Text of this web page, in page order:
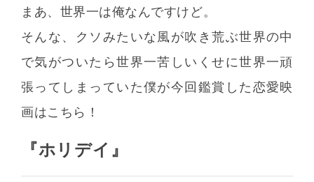
まあ、世界一は俺なんですけど。
そんな、クソみたいな風が吹き荒ぶ世界の中
で気がついたら世界一苦しいくせに世界一頑
張ってしまっていた僕が今回鑑賞した恋愛映
画はこちら！
『ホリデイ』